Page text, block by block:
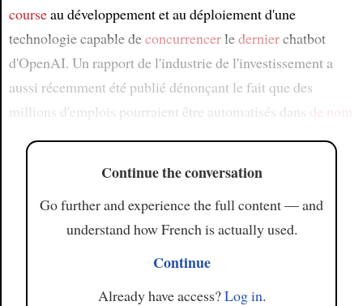
courseau développement et au déploiement d'une
technologie capable deconcurrencerledernierchatbot
d'OpenAI. Un rapport de l'industrie de l'investissement a
aussi récemment été publié dénonçant le fait que des
millions d'emplois pourraient être automatisés dans de nom
Continue the conversation
Go further and experience the full content — and
understand how French is actually used.
Continue
Already have access?Log in.